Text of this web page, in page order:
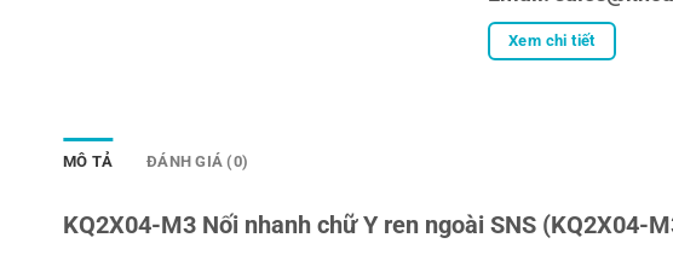
Xem chi tiết
MÔ TẢ ĐÁNH GIÁ (0)
KQ2X04-M3 Nối nhanh chữ Y ren ngoài SNS (KQ2X04-